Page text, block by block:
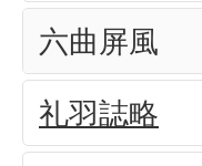
六曲屏風
礼羽誌略